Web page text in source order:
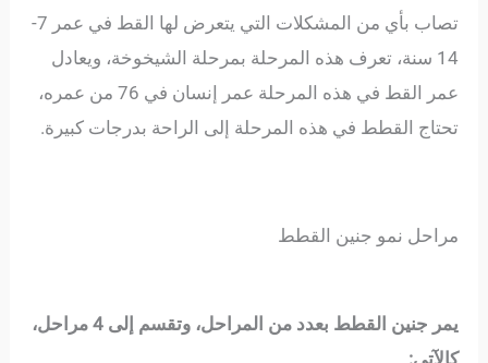
تصاب بأي من المشكلات التي يتعرض لها القط في عمر 7-
14 سنة، تعرف هذه المرحلة بمرحلة الشيخوخة، ويعادل
عمر القط في هذه المرحلة عمر إنسان في 76 من عمره،
تحتاج القطط في هذه المرحلة إلى الراحة بدرجات كبيرة.
مراحل نمو جنين القطط
يمر جنين القطط بعدد من المراحل، وتقسم إلى 4 مراحل،